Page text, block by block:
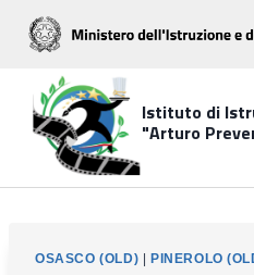
Salta
contenuto
Istituto di
"Arturo
OSASCO (OLD) PINEROLO